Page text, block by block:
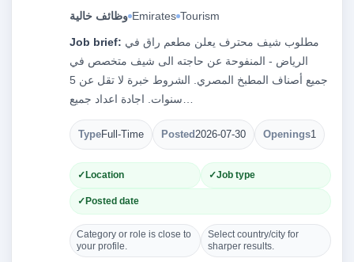
وظائف خالية Emirates Tourism
Job brief:
الرياض - المنفوحة عن حاجته الى شيف متخصص في
جميع أصناف المطبخ المصري. الشروط خبرة لا تقل عن 5
TypeFull-Time Posted2026-07-30 Openings1
Location Job type
Posted date
Category or role is close to
your profile.
Select country/city for
sharper results.